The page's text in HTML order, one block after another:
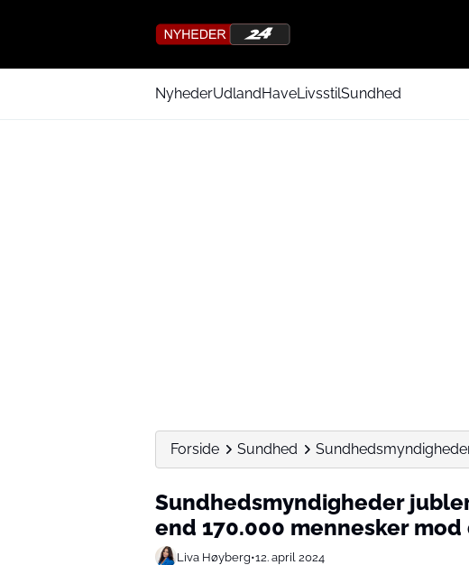
NyhederUdlandHaveLivsstilSundhed
Forside Sundhed
Sundhedsmyndigheder
end 170.000 mennesker
Liva Høyberg•12. april 2024